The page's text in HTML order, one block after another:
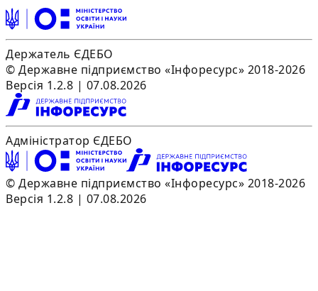
Держатель ЄДЕБО
© Державне підприємство «Інфоресурс» 2018-2026
Версія 1.2.8 | 07.08.2026
Адміністратор ЄДЕБО
© Державне підприємство «Інфоресурс» 2018-2026
Версія 1.2.8 | 07.08.2026